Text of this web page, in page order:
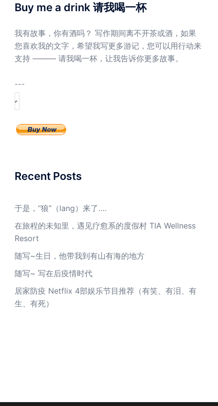
Buy me a drink 请我喝一杯
我有故事，你有酒吗？ 写作期间离不开茶或酒，如果
您喜欢我的文字，希望我写更多游记，您可以用行动来
支持 ——— 请我喝一杯，让我告诉你更多故事。
---
Recent Posts
于是，“狼”（lang）来了….
在旅程的未知里，遇见疗愈系的度假村 TIA Wellness
Resort
随写~生日，他带我到有山有海的地方
随写~ 写在后疫情时代
居家防疫 Netflix 4部娱乐节目推荐（有笑、有泪、有
生、有死）